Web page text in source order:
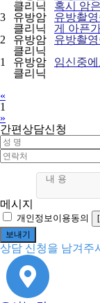
클리닉
혹시 암
3
유방암
클리닉
유방촬
게 아픈
2
유방암
클리닉
유방촬
1
유방암
클리닉
임신중
«
1
»
간편상담신청
메시지
개인정보이용동의
상담 신청을 남겨주